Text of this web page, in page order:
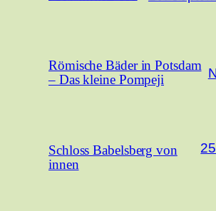
Römische Bäder in Potsdam
– Das kleine Pompeji
Schloss Babelsberg von
innen